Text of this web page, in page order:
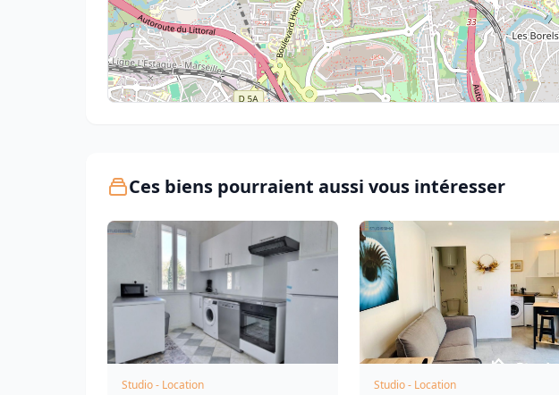
Ces biens pourraient aussi vous intéresser
Studio - Location Studio - Location